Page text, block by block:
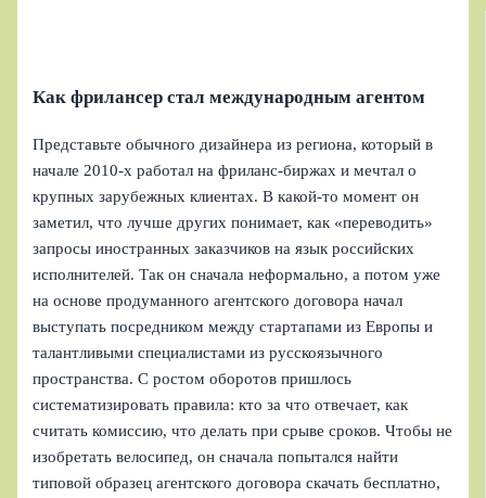
Как фрилансер стал международным агентом
Представьте обычного дизайнера из региона, который в
начале 2010‑х работал на фриланс‑биржах и мечтал о
крупных зарубежных клиентах. В какой‑то момент он
заметил, что лучше других понимает, как «переводить»
запросы иностранных заказчиков на язык российских
исполнителей. Так он сначала неформально, а потом уже
на основе продуманного агентского договора начал
выступать посредником между стартапами из Европы и
талантливыми специалистами из русскоязычного
пространства. С ростом оборотов пришлось
систематизировать правила: кто за что отвечает, как
считать комиссию, что делать при срыве сроков. Чтобы не
изобретать велосипед, он сначала попытался найти
типовой образец агентского договора скачать бесплатно,